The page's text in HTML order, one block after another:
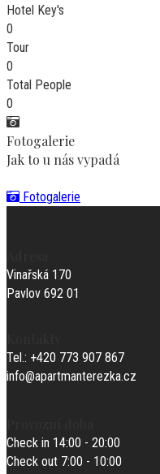
Hotel Key's
0
Tour
0
Total People
0
Fotogalerie
Jak to u nás vypadá
Fotogalerie
Vinařská 170
Pavlov 692 01
Tel.: +420 773 907 867
info@apartmanterezka.cz
Check in 14:00 - 20:00
Check out 7:00 - 10:00